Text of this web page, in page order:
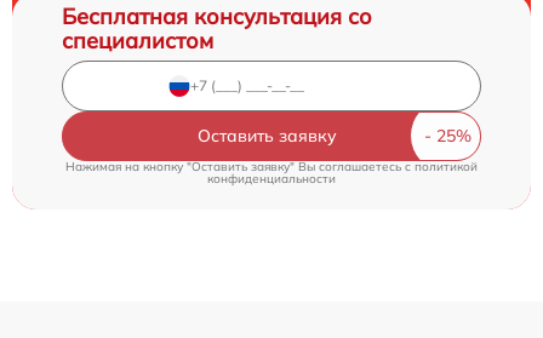
Бесплатная консультация со
специалистом
Оставить заявку
Нажимая на кнопку "Оставить заявку" Вы соглашаетесь cполитикой
конфиденциальности